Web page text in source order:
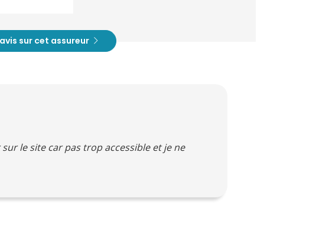
sur cet assureur
le site car pas trop accessible et je ne